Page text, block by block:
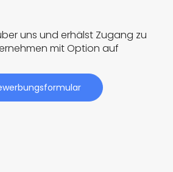
uns und erhälst Zugang zu
mit Option auf